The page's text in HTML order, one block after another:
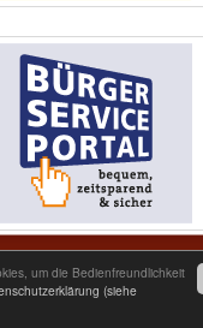
um die Bedienfreundlichkeit
(siehe
| E-Mail: poststelle@wiesau.de